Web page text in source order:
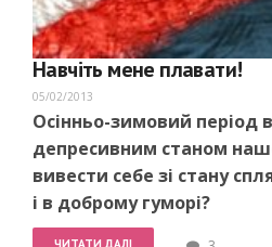
Навчіть мене плавати!
05/02/2013
Осінньо-зимовий період
депресивним станом
вивести себе зі стану
і в доброму гуморі?
ЧИТАТИ ДАЛІ